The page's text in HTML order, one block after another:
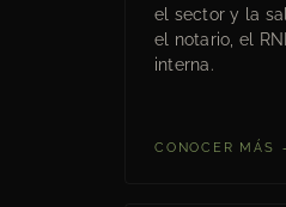
el sector y la
el notario, el
interna.
CONOCER MÁS